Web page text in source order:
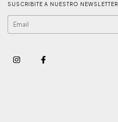
SUSCRIBITE A NUESTRO NEWSLETTER